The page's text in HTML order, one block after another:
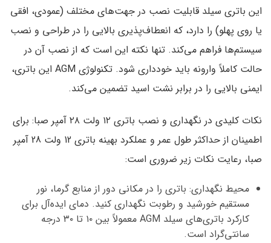
این باتری سیلد قابلیت نصب در جهت‌های مختلف (عمودی، افقی
یا روی پهلو) را دارد، که انعطاف‌پذیری بالایی را در طراحی و نصب
سیستم‌ها فراهم می‌کند. تنها نکته این است که از نصب آن در
حالت کاملاً وارونه باید خودداری شود. تکنولوژی AGM این باتری،
ایمنی بالایی را در برابر نشت اسید تضمین می‌کند.
نکات کلیدی در نگهداری و نصب باتری ۱۲ ولت ۲۸ آمپر صبا:
برای
اطمینان از حداکثر طول عمر و عملکرد بهینه
باتری 12 ولت 28 آمپر
صبا، رعایت نکات زیر ضروری است:
محیط نگهداری:باتری را در مکانی دور از منابع گرما، نور
مستقیم خورشید و رطوبت نگهداری کنید. دمای ایده‌آل برای
کارکرد باتری‌های سیلد AGM
معمولاً بین ۱۰ تا ۳۰ درجه
سانتی‌گراد است.